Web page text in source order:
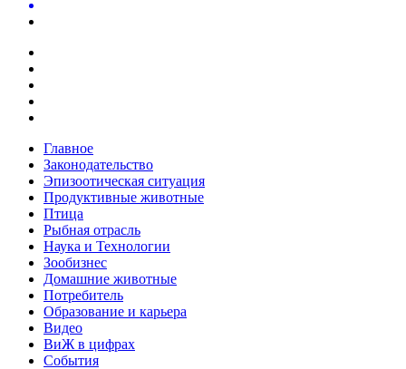
Главное
Законодательство
Эпизоотическая ситуация
Продуктивные животные
Птица
Рыбная отрасль
Наука и Технологии
Зообизнес
Домашние животные
Потребитель
Образование и карьера
Видео
ВиЖ в цифрах
События